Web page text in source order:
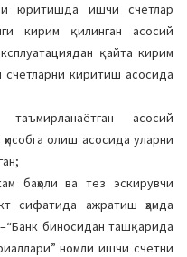
юритишда ишчи счетлар
кирим қилинган асосий
қайта кирим
счетларни киритиш асосида
асосий
олиш асосида уларни
баҳоли ва тез эскирувчи
сифатида ажратиш ҳамда
биносидан ташқарида
номли ишчи счетни